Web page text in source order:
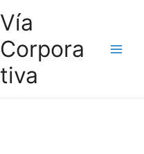
Vía
Corpora
tiva